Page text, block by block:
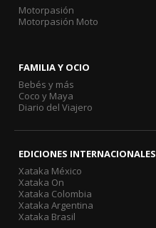
Motorpasión
Motorpasión Moto
FAMILIA Y OCIO
Bebés y más
Coco y Maya
Diario del Viajero
EDICIONES INTERNACIONALES
Xataka México
Xataka On
Xataka Colombia
Xataka Argentina
Xataka Brasil